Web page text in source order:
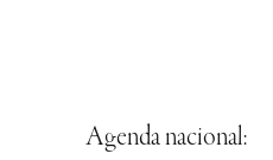
Agenda nacional: